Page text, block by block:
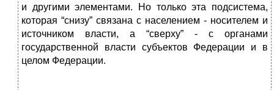
и другими элементами. Но только эта подсистема,
которая “снизу” связана с населением - носителем и
источником власти, а “сверху” - с органами
государственной власти субъектов Федерации и в
целом Федерации.